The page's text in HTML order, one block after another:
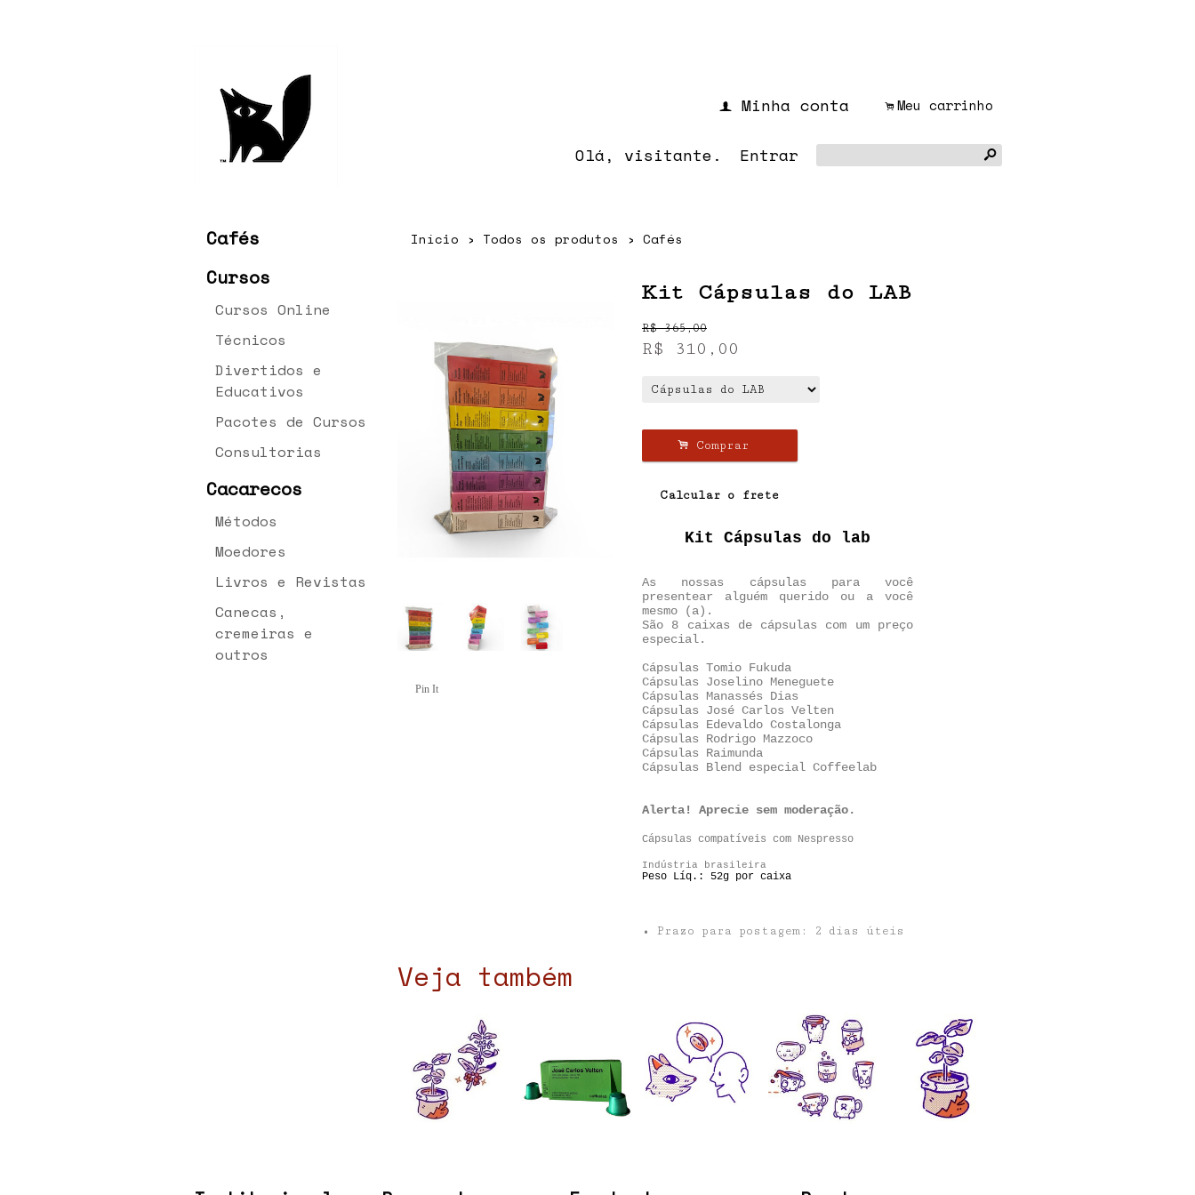
f Minha conta .Meu carrinho
Olá, visitante. Entrar s
Cafés
Cursos
Cursos Online
Técnicos
Divertidos e
Educativos
Pacotes de Cursos
Consultorias
Cacarecos
Métodos
Moedores
Livros e Revistas
Canecas,
cremeiras e
outros
Início › Todos os produtos › Cafés
Pin It
Kit Cápsulas do LAB
R$365,00
R$ 310,00
. Comprar
Calcular o frete
Kit Cápsulas do lab
As nossas cápsulas para você
presentear alguém querido ou a você
mesmo (a).
São 8 caixas de cápsulas com um preço
especial.
Cápsulas Tomio Fukuda
Cápsulas Joselino Meneguete
Cápsulas Manassés Dias
Cápsulas José Carlos Velten
Cápsulas Edevaldo Costalonga
Cápsulas Rodrigo Mazzoco
Cápsulas Raimunda
Cápsulas Blend especial Coffeelab
Alerta! Aprecie sem moderação.
Cápsulas compatíveis com Nespresso
Indústria brasileira
Peso Líq.: 52g por caixa
• Prazo para postagem: 2 dias úteis
Veja também